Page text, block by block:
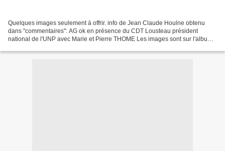
Quelques images seulement à offrir. info de Jean Claude Houlne obtenu
dans "commentaires": AG ok en présence du CDT Lousteau président
national de l'UNP avec Marie et Pierre THOME Les images sont sur l'album: